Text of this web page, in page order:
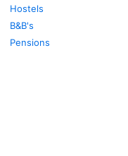
Hostels
B&B's
Pensions